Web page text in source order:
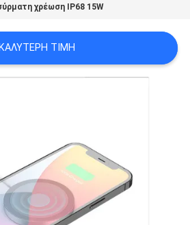
χρέωση IP68 15W
ΚΑΛΎΤΕΡΗ ΤΙΜΉ